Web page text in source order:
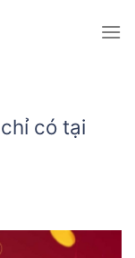
có tại